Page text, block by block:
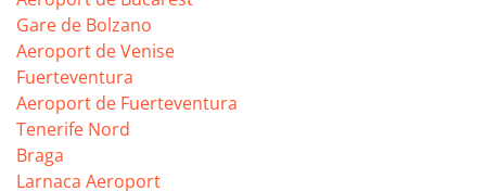
Gare de Bolzano
Aeroport de Venise
Fuerteventura
Aeroport de Fuerteventura
Tenerife Nord
Braga
Larnaca Aeroport